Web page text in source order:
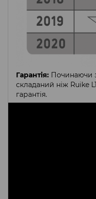
Гарантія: Починаючи
складаний ніж Ruike
гарантія.